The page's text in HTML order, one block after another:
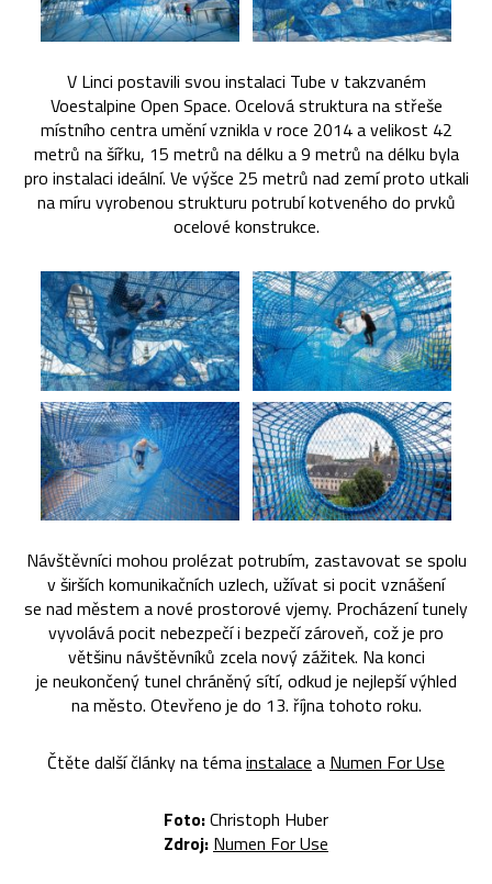
V Linci postavili svou instalaci Tube v takzvaném
Voestalpine Open Space. Ocelová struktura na střeše
místního centra umění vznikla v roce 2014 a velikost 42
metrů na šířku, 15 metrů na délku a 9 metrů na délku byla
pro instalaci ideální. Ve výšce 25 metrů nad zemí proto utkali
na míru vyrobenou strukturu potrubí kotveného do prvků
ocelové konstrukce.
Návštěvníci mohou prolézat potrubím, zastavovat se spolu
v širších komunikačních uzlech, užívat si pocit vznášení
se nad městem a nové prostorové vjemy. Procházení tunely
vyvolává pocit nebezpečí i bezpečí zároveň, což je pro
většinu návštěvníků zcela nový zážitek. Na konci
je neukončený tunel chráněný sítí, odkud je nejlepší výhled
na město. Otevřeno je do 13. října tohoto roku.
Čtěte další články na témainstalace a Numen For Use
Foto:Christoph Huber
Zdroj: Numen For Use